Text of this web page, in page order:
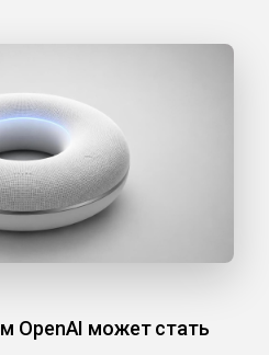
OpenAI может стать